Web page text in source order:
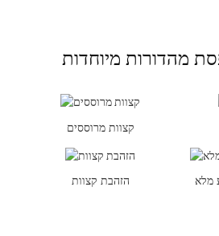
מהדורות מיוחדות
קצוות מרוססים
הזהבת קצוות מלא